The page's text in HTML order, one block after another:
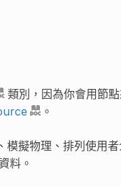
類別，因為你會用節
。
擬物理、排列使用者
料。